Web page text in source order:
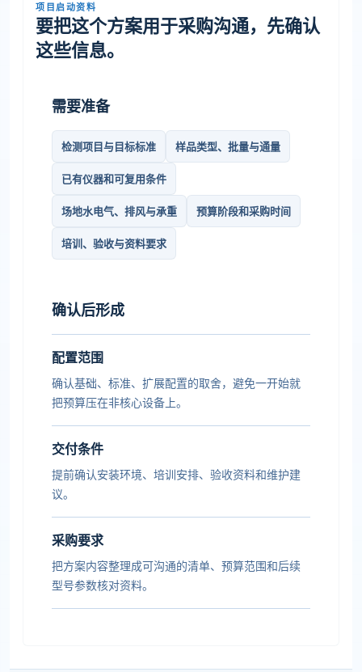
项目启动资料
要把这个方案用于采购沟通，先确认
这些信息。
需要准备
检测项目与目标标准 样品类型、批量与通量
已有仪器和可复用条件
场地水电气、排风与承重 预算阶段和采购时间
培训、验收与资料要求
确认后形成
配置范围
确认基础、标准、扩展配置的取舍，避免一开始就
把预算压在非核心设备上。
交付条件
提前确认安装环境、培训安排、验收资料和维护建
议。
采购要求
把方案内容整理成可沟通的清单、预算范围和后续
型号参数核对资料。